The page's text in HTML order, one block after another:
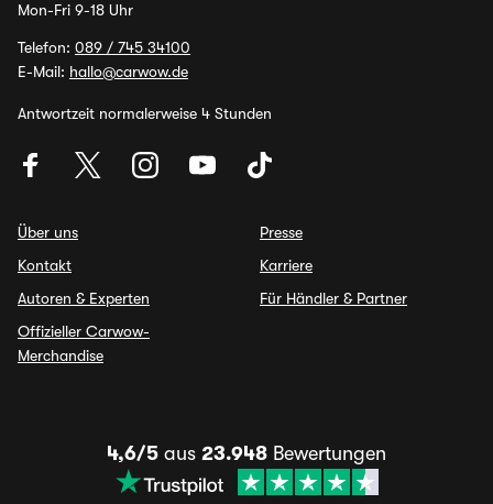
Mon-Fri 9-18 Uhr
Telefon: 089 / 745 34100
E-Mail: hallo@carwow.de
Antwortzeit normalerweise 4 Stunden
Über uns
Kontakt
Autoren & Experten
Offizieller Carwow-
Merchandise
Presse
Karriere
Für Händler & Partner
4,6/5 aus 23.948 Bewertungen